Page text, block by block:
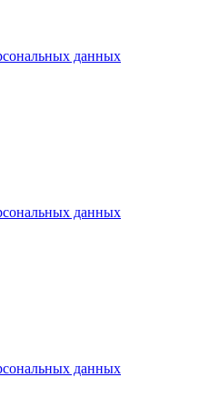
данных
данных
данных